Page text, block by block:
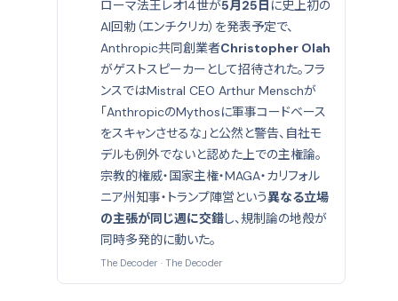
ローマ法王レオ14世が5月25日 に史上初の
AI回勅（エンチクリカ）を発表予定で、
Anthropic共同創業者Christopher Olah
がゲストスピーカーとして招待された。フラ
ンスではMistral CEO Arthur Menschが
「AnthropicのMythosに軍事コードベース
をスキャンさせるな」と公然と警告、自社モ
デルも例外でないと認めた上での主権論。
宗教的権威・国家主権・MAGA・カリフォル
ニア州知事・トランプ陣営という異なる立場
の主張が同じ週に交錯し、規制論の地殻が
同時多発的に動いた。
The Decoder · The Decoder